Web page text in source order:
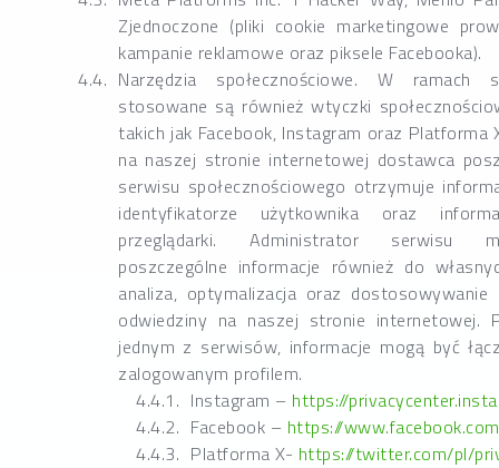
Zjednoczone (pliki cookie marketingowe
kampanie reklamowe oraz piksele Facebooka).
Narzędzia społecznościowe. W ramach
stosowane są również wtyczki
takich jak Facebook, Instagram oraz Platforma
na naszej stronie internetowej dostawca
serwisu społecznościowego otrzymuje
identyfikatorze użytkownika oraz
przeglądarki. Administrator serwisu
poszczególne informacje również do
analiza, optymalizacja oraz
odwiedziny na naszej stronie internetowej.
jednym z serwisów, informacje mogą być
zalogowanym profilem.
Instagram – https://
Facebook – https://
Platforma X- https://twitter.com/pl/